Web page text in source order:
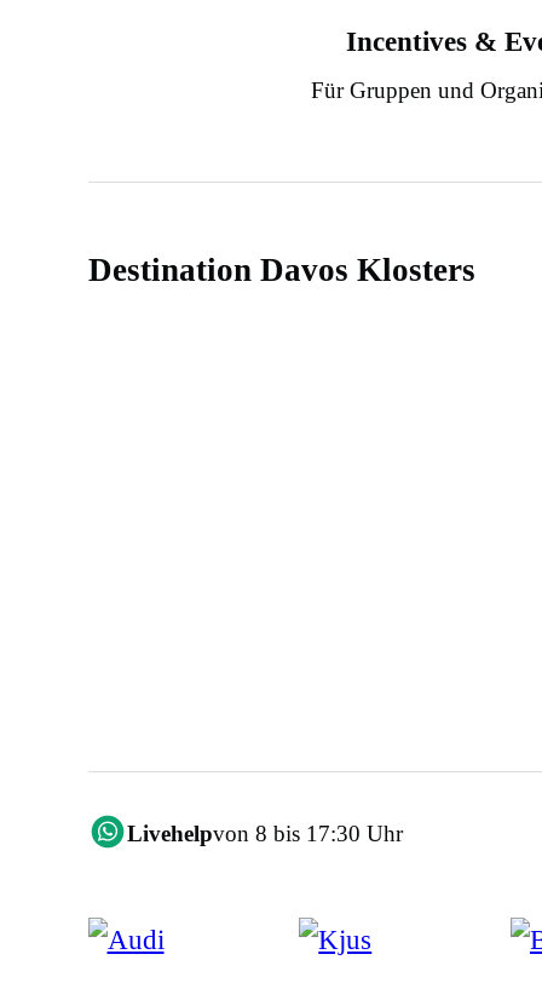
Incentives &
Für Gruppen und
Destination Davos Klosters
Livehelpvon 8 bis 17:30 Uhr